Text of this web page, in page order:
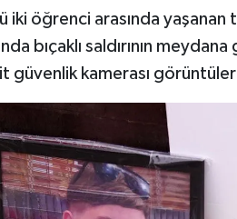
öğrenci arasında yaşanan
bıçaklı saldırının meydana
güvenlik kamerası